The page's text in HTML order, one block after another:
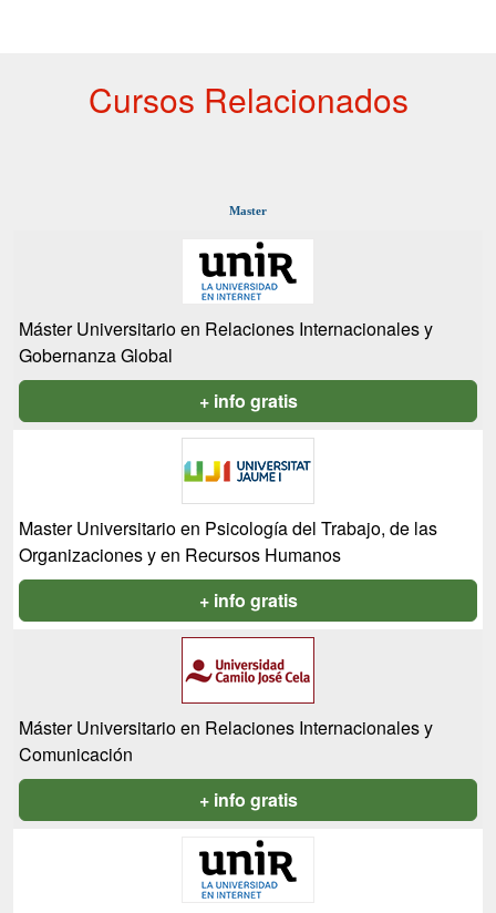
Cursos Relacionados
Master
Máster Universitario en Relaciones Internacionales y
Gobernanza Global
+ info gratis
Master Universitario en Psicología del Trabajo, de las
Organizaciones y en Recursos Humanos
+ info gratis
Máster Universitario en Relaciones Internacionales y
Comunicación
+ info gratis